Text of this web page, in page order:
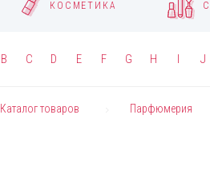
КОСМЕТИКА
B C D E F G H I J
Каталог товаров Парфюмерия